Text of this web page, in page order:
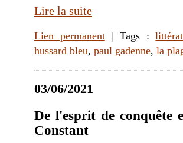
Lire la suite
Lien permanent| Tags :
hussard bleu, paul gadenne, la
03/06/2021
De l'esprit de conquête
Constant